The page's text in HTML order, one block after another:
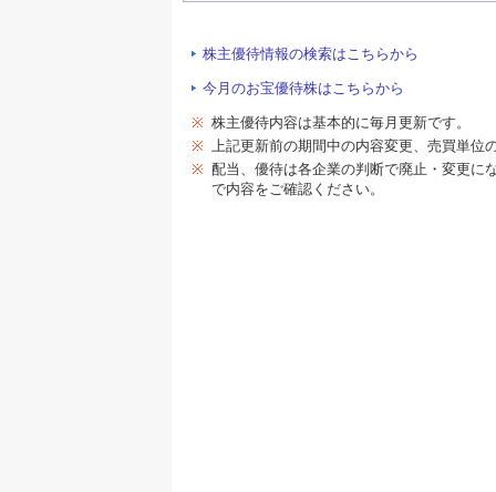
株主優待情報の検索はこちらから
今月のお宝優待株はこちらから
※ 株主優待内容は基本的に毎月更新です。
※ 上記更新前の期間中の内容変更、売買単位
※ 配当、優待は各企業の判断で廃止・変更に
で内容をご確認ください。